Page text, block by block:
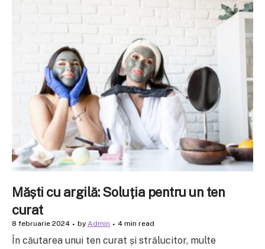
Măști cu argilă: Soluția pentru un ten
curat
8 februarie 2024 by Admin 4 min read
În căutarea unui ten curat și strălucitor, multe